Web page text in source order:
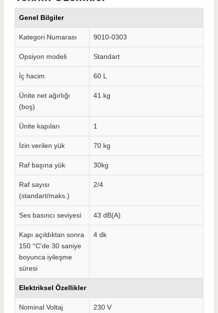
Genel Bilgiler
Kategori Numarası 9010-0303
Opsiyon modeli Standart
İç hacim 60 L
Ünite net ağırlığı
(boş)
41 kg
Ünite kapıları 1
İzin verilen yük 70 kg
Raf başına yük 30kg
Raf sayısı
(standart/maks.)
2/4
Ses basıncı seviyesi 43 dB(A)
Kapı açıldıktan sonra
150 °C'de 30 saniye
boyunca iyileşme
süresi
4 dk
Elektriksel Özellikler
Nominal Voltaj 230 V